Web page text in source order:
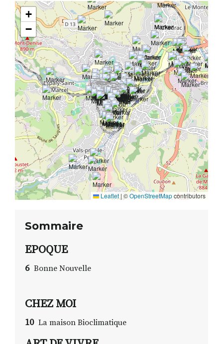
+
−
Leaflet | ©OpenStreetMapcontributors
Sommaire
EPOQUE
6 Bonne Nouvelle
CHEZ MOI
10 La maison Bioclimatique